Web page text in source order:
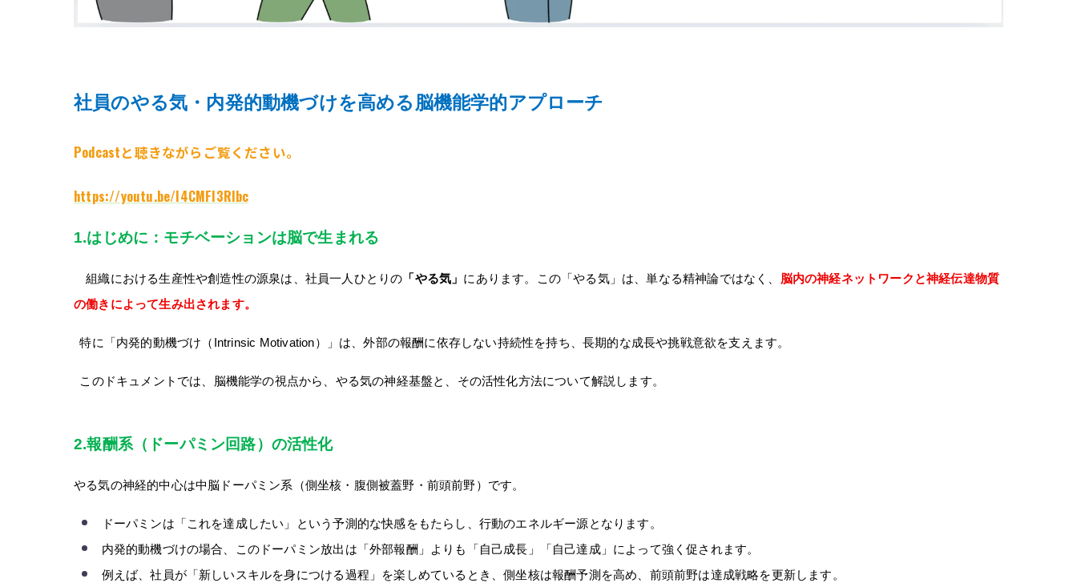
社員のやる気・内発的動機づけを高める脳機能学的アプローチ
Podcastと聴きながらご覧ください。
https://youtu.be/I4CMFI3RIbc
1.はじめに：モチベーションは脳で生まれる
組織における生産性や創造性の源泉は、社員一人ひとりの 「やる気」 にあります。この「やる気」は、単なる精神論ではなく、 脳内の神経ネットワークと神経伝達物質
の働きによって生み出されます。
特に「内発的動機づけ（Intrinsic Motivation）」は、外部の報酬に依存しない持続性を持ち、長期的な成長や挑戦意欲を支えます。
このドキュメントでは、脳機能学の視点から、やる気の神経基盤と、その活性化方法について解説します。
2.報酬系（ドーパミン回路）の活性化
やる気の神経的中心は中脳ドーパミン系（側坐核・腹側被蓋野・前頭前野）です。
ドーパミンは「これを達成したい」という予測的な快感をもたらし、行動のエネルギー源となります。
内発的動機づけの場合、このドーパミン放出は「外部報酬」よりも「自己成長」「自己達成」によって強く促されます。
例えば、社員が「新しいスキルを身につける過程」を楽しめているとき、側坐核は報酬予測を高め、前頭前野は達成戦略を更新します。